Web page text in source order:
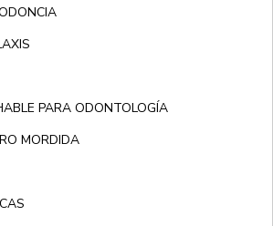
PARA ODONTOLOGÍA
MORDIDA